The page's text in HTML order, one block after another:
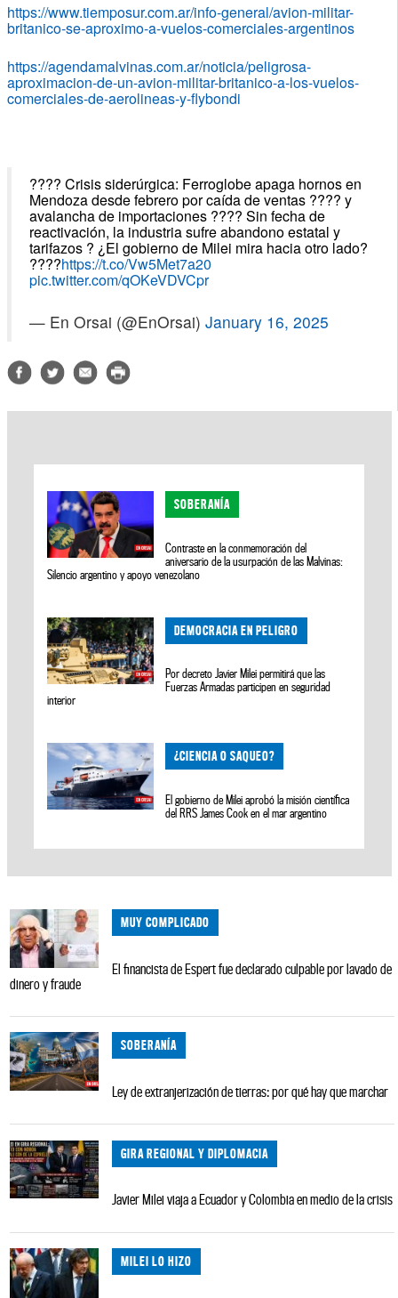
https://www.tiemposur.com.ar/info-general/avion-militar-
britanico-se-aproximo-a-vuelos-comerciales-argentinos
https://agendamalvinas.com.ar/noticia/peligrosa-
aproximacion-de-un-avion-militar-britanico-a-los-vuelos-
comerciales-de-aerolineas-y-flybondi
???? Crisis siderúrgica: Ferroglobe apaga hornos en
Mendoza desde febrero por caída de ventas ???? y
avalancha de importaciones ???? Sin fecha de
reactivación, la industria sufre abandono estatal y
tarifazos ? ¿El gobierno de Milei mira hacia otro lado?
????https://t.co/Vw5Met7a20
pic.twitter.com/qOKeVDVCpr
— En Orsai (@EnOrsai) January 16, 2025
SOBERANÍA
Contraste en la conmemoración del
aniversario de la usurpación de las Malvinas:
Silencio argentino y apoyo venezolano
DEMOCRACIA EN PELIGRO
Por decreto Javier Milei permitirá que las
Fuerzas Armadas participen en seguridad
interior
¿CIENCIA O SAQUEO?
El gobierno de Milei aprobó la misión científica
del RRS James Cook en el mar argentino
MUY COMPLICADO
El financista de Espert fue declarado culpable por lavado de
dinero y fraude
SOBERANÍA
Ley de extranjerización de tierras: por qué hay que marchar
GIRA REGIONAL Y DIPLOMACIA
Javier Milei viaja a Ecuador y Colombia en medio de la crisis
MILEI LO HIZO